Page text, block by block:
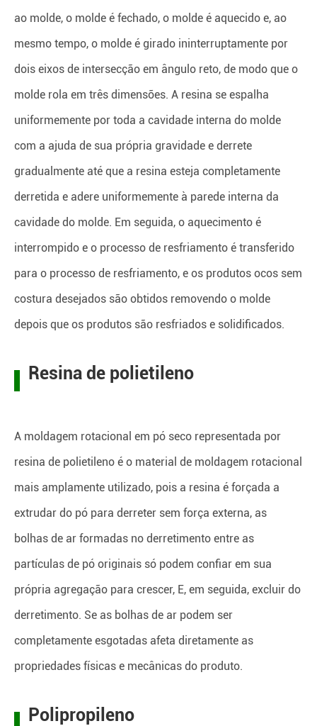
ao molde, o molde é fechado, o molde é aquecido e, ao
mesmo tempo, o molde é girado ininterruptamente por
dois eixos de intersecção em ângulo reto, de modo que o
molde rola em três dimensões. A resina se espalha
uniformemente por toda a cavidade interna do molde
com a ajuda de sua própria gravidade e derrete
gradualmente até que a resina esteja completamente
derretida e adere uniformemente à parede interna da
cavidade do molde. Em seguida, o aquecimento é
interrompido e o processo de resfriamento é transferido
para o processo de resfriamento, e os produtos ocos sem
costura desejados são obtidos removendo o molde
depois que os produtos são resfriados e solidificados.
Resina de polietileno
A moldagem rotacional em pó seco representada por
resina de polietileno é o material de moldagem rotacional
mais amplamente utilizado, pois a resina é forçada a
extrudar do pó para derreter sem força externa, as
bolhas de ar formadas no derretimento entre as
partículas de pó originais só podem confiar em sua
própria agregação para crescer, E, em seguida, excluir do
derretimento. Se as bolhas de ar podem ser
completamente esgotadas afeta diretamente as
propriedades físicas e mecânicas do produto.
Polipropileno